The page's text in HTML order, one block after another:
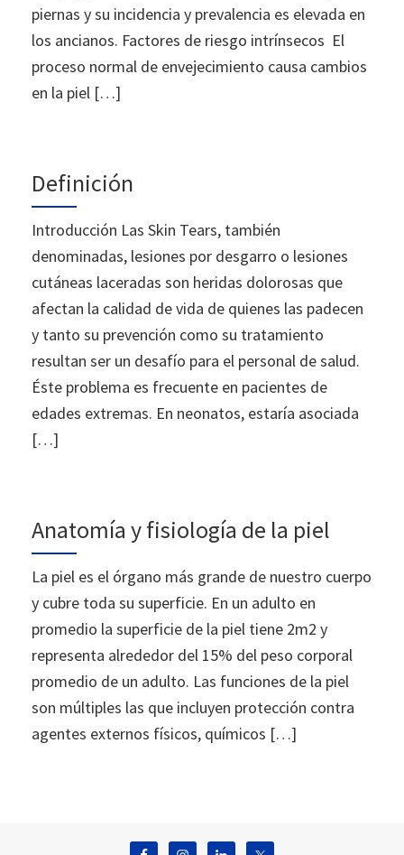
piernas y su incidencia y prevalencia es elevada en
los ancianos. Factores de riesgo intrínsecos El
proceso normal de envejecimiento causa cambios
en la piel […]
Definición
Introducción Las Skin Tears, también
denominadas, lesiones por desgarro o lesiones
cutáneas laceradas son heridas dolorosas que
afectan la calidad de vida de quienes las padecen
y tanto su prevención como su tratamiento
resultan ser un desafío para el personal de salud.
Éste problema es frecuente en pacientes de
edades extremas. En neonatos, estaría asociada
[…]
Anatomía y fisiología de la piel
La piel es el órgano más grande de nuestro cuerpo
y cubre toda su superficie. En un adulto en
promedio la superficie de la piel tiene 2m2 y
representa alrededor del 15% del peso corporal
promedio de un adulto. Las funciones de la piel
son múltiples las que incluyen protección contra
agentes externos físicos, químicos […]